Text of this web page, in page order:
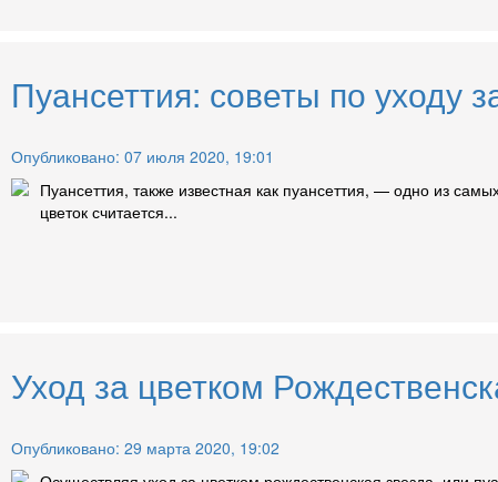
Пуансеттия: советы по уходу
Опубликовано: 07 июля 2020, 19:01
Пуансеттия, также известная как пуансеттия, — одно из
цветок считается...
Уход за цветком
Опубликовано: 29 марта 2020, 19:02